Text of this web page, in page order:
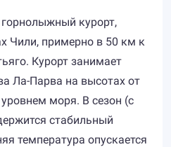
курорт,
Чили, примерно в 50 км к
Курорт занимает
Ла-Парва на высотах от
моря. В сезон (с
стабильный
температура опускается